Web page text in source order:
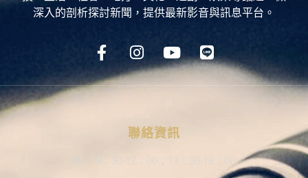
深入的剖析探討新聞，提供最新影音與訊息平台。
聯絡資訊
9：30-12：00；13：30-18：00